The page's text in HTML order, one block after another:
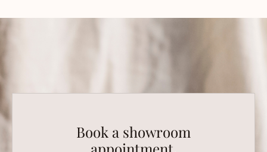
Book a showroom